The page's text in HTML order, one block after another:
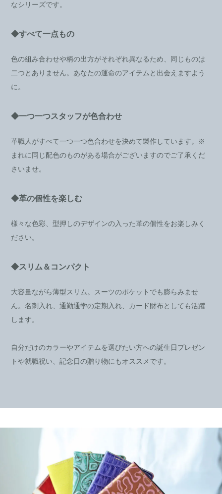
なシリーズです。
◆すべて一点もの
色の組み合わせや柄の出方がそれぞれ異なるため、同じものは
二つとありません。あなたの運命のアイテムと出会えますよう
に。
◆一つ一つスタッフが色合わせ
革職人がすべて一つ一つ色合わせを決めて製作しています。※
まれに同じ配色のものがある場合がございますのでご了承くだ
さいませ。
◆革の個性を楽しむ
様々な色彩、型押しのデザインの入った革の個性をお楽しみく
ださい。
◆スリム＆コンパクト
大容量ながら薄型スリム。スーツのポケットでも膨らみませ
ん。名刺入れ、通勤通学の定期入れ、カード財布としても活躍
します。
自分だけのカラーやアイテムを選びたい方への誕生日プレゼン
トや就職祝い、記念日の贈り物にもオススメです。